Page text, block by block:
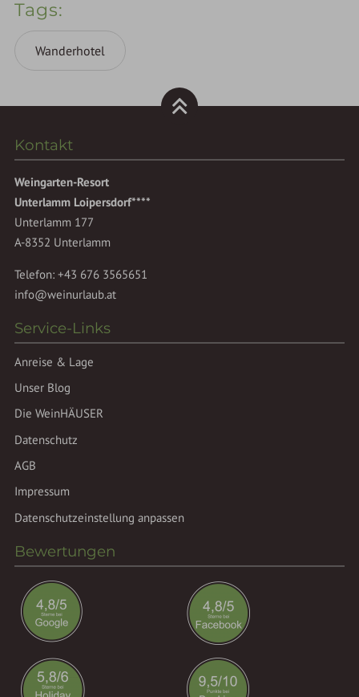
Tags
Wanderhotel
Kontakt
Weingarten-Resort
Unterlamm Loipersdorf****
Unterlamm 177
A-8352 Unterlamm
Telefon:+43 676 3565651
info@weinurlaub.at
Service-Links
Anreise & Lage
Unser Blog
Die WeinHÄUSER
Datenschutz
AGB
Impressum
Datenschutzeinstellung anpassen
Bewertungen